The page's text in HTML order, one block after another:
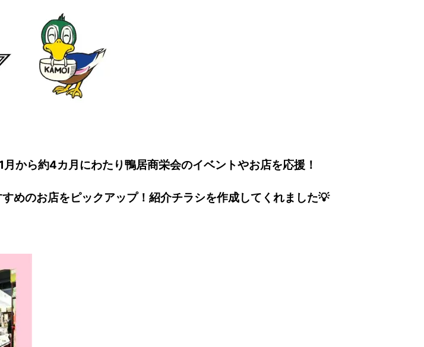
から約4カ月にわたり鴨居商栄会のイベントやお店を応援！
めのお店をピックアップ！紹介チラシを作成してくれました💡